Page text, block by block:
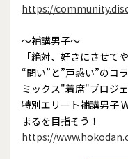
https://
～補講男子～
「絶対、好きにさせて
“問い”と”戸惑い”のコ
ミックス"着席"プロジェ
特別エリート補講男子
まるを目指そう！
https://